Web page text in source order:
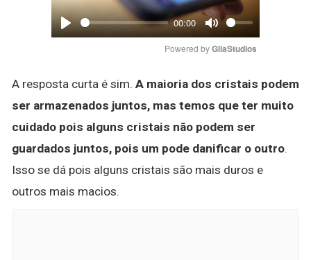
Play
00:00
Mute
Powered by GliaStudios
A resposta curta é sim. A maioria dos cristais podem
ser armazenados juntos, mas temos que ter muito
cuidado pois alguns cristais não podem ser
guardados juntos, pois um pode danificar o outro.
Isso se dá pois alguns cristais são mais duros e
outros mais macios.